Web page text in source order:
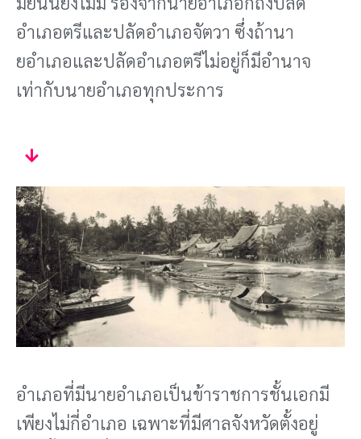
อําเภอตรีและปลัดอําเภอจัตวา ซึ่งถ้านา
ยอําเภอและปลัดอําเภอตรีไม่อยู่ก็มีอํานาจ
เท่ากับนายอําเภอทุกประการ
อําเภอที่มีนายอําเภอเป็นข้าราชการชั้นเอกมี
เพียงไม่กี่อําเภอ เฉพาะที่มีศาลจังหวัดตั้งอยู่